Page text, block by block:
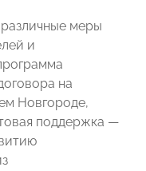
меры
и
на
Новгороде,
поддержка —